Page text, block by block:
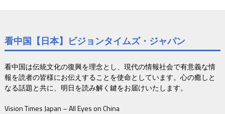
看中国【日本】ビジョンタイムズ・ジャパン
看中国は伝統文化の復興を理念とし、現代の情報社会で有意義な情
報を読者の皆様にお伝えすることを使命としています。心の癒しと
なる話題と共に、明日を読み解く鍵をお届けいたします。
Vision Times Japan – All Eyes on China